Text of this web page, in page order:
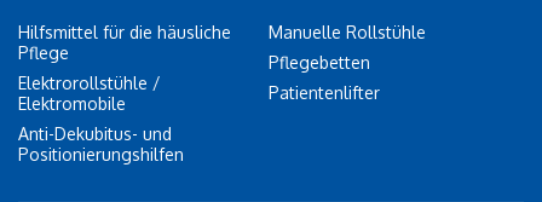
Hilfsmittel für die häusliche
Pflege
Elektrorollstühle /
Elektromobile
Anti-Dekubitus- und
Positionierungshilfen
Manuelle Rollstühle
Pflegebetten
Patientenlifter